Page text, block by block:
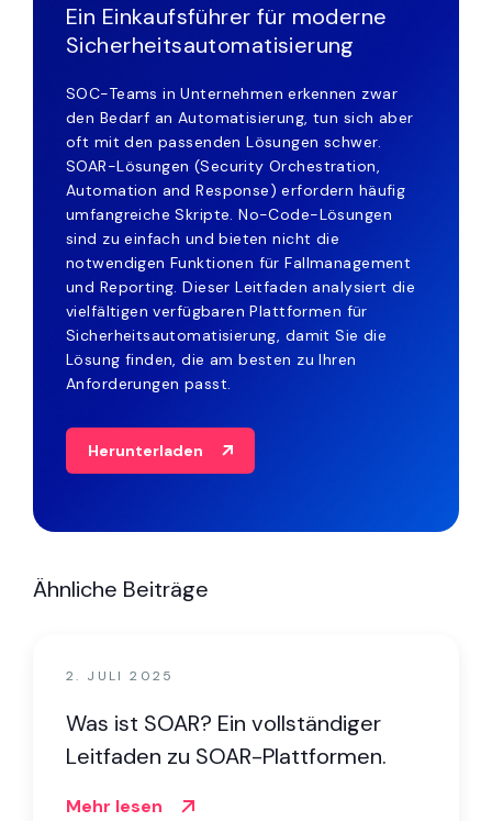
Ein Einkaufsführer für moderne
Sicherheitsautomatisierung
SOC-Teams in Unternehmen erkennen zwar
den Bedarf an Automatisierung, tun sich aber
oft mit den passenden Lösungen schwer.
SOAR-Lösungen (Security Orchestration,
Automation and Response) erfordern häufig
umfangreiche Skripte. No-Code-Lösungen
sind zu einfach und bieten nicht die
notwendigen Funktionen für Fallmanagement
und Reporting. Dieser Leitfaden analysiert die
vielfältigen verfügbaren Plattformen für
Sicherheitsautomatisierung, damit Sie die
Lösung finden, die am besten zu Ihren
Anforderungen passt.
Herunterladen
Ähnliche Beiträge
2. JULI 2025
Was ist SOAR? Ein vollständiger
Leitfaden zu SOAR-Plattformen.
Mehr lesen